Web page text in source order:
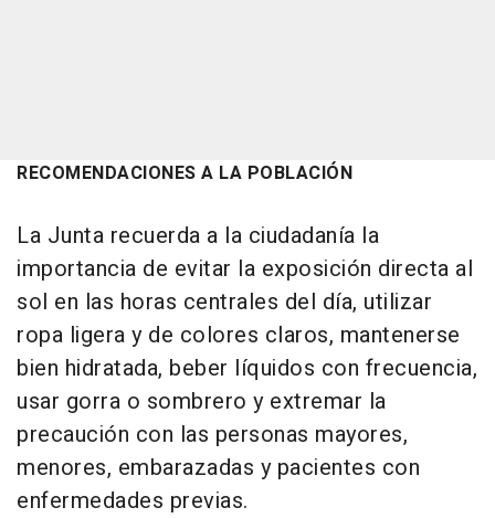
RECOMENDACIONES A LA POBLACIÓN
La Junta recuerda a la ciudadanía la
importancia de evitar la exposición directa al
sol en las horas centrales del día, utilizar
ropa ligera y de colores claros, mantenerse
bien hidratada, beber líquidos con frecuencia,
usar gorra o sombrero y extremar la
precaución con las personas mayores,
menores, embarazadas y pacientes con
enfermedades previas.